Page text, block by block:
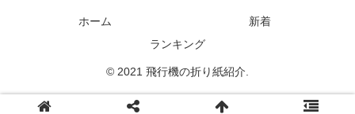
ホーム
新着
ランキング
© 2021 飛行機の折り紙紹介.